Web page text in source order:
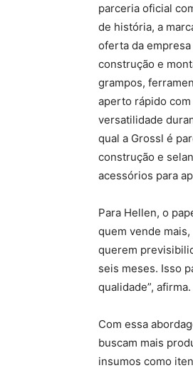
parceria oficial
de história, a
oferta da
construção e
grampos,
aperto rápido
versatilidade
qual a Grossl é
construção e
acessórios para
Para Hellen, o
quem vende
querem
seis meses. Isso
qualidade”, afirma.
Com essa
buscam mais
insumos como